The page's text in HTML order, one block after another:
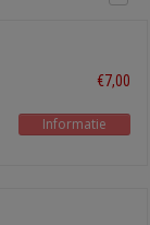
€7,00
Informatie